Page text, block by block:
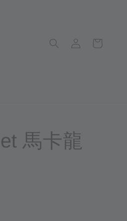
馬卡龍